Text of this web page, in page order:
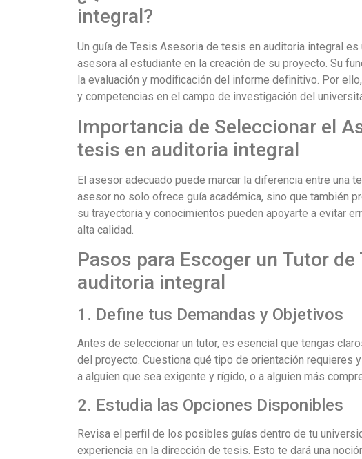
integral?
Un guía de Tesis Asesoria de tesis en auditoria integral
asesora al estudiante en la creación de su proyecto. Su
la evaluación y modificación del informe definitivo. Por
y competencias en el campo de investigación del
Importancia de Seleccionar el
tesis en auditoria integral
El asesor adecuado puede marcar la diferencia entre una
asesor no solo ofrece guía académica, sino que también
su trayectoria y conocimientos pueden apoyarte a evitar
alta calidad.
Pasos para Escoger un Tutor
auditoria integral
1. Define tus Demandas y Objetivos
Antes de seleccionar un tutor, es esencial que tengas
del proyecto. Cuestiona qué tipo de orientación requieres
a alguien que sea exigente y rígido, o a alguien más
2. Estudia las Opciones Disponibles
Revisa el perfil de los posibles guías dentro de tu
experiencia en la dirección de tesis. Esto te dará una